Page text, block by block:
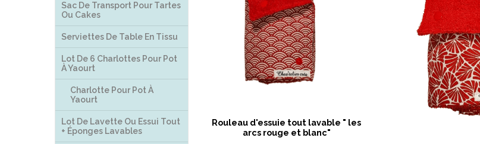
Sac De Transport Pour Tartes
Ou Cakes
Serviettes De Table En Tissu
Lot De 6 Charlottes Pour Pot
À Yaourt
Charlotte Pour Pot À
Yaourt
Lot De Lavette Ou Essui Tout
+ Éponges Lavables
Rouleau d'essuie tout lavable " les
arcs rouge et blanc"